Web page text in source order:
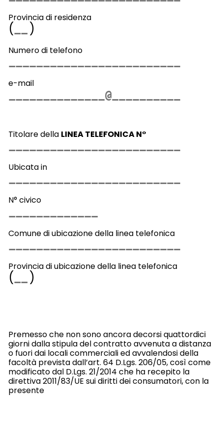
Provincia di residenza
( )
Numero di telefono
e-mail
Titolare della LINEA TELEFONICA N°
Ubicata in
N° civico
Comune di ubicazione della linea telefonica
Provincia di ubicazione della linea telefonica
( )
Premesso che non sono ancora decorsi quattordici
giorni dalla stipula del contratto avvenuta a distanza
o fuori dai locali commercialied avvalendosi della
facoltà prevista dall’art. 64 D.Lgs. 206/05, così come
modificato dal D.Lgs. 21/2014 che ha recepito la
direttiva 2011/83/UE sui diritti dei consumatori, con la
presente